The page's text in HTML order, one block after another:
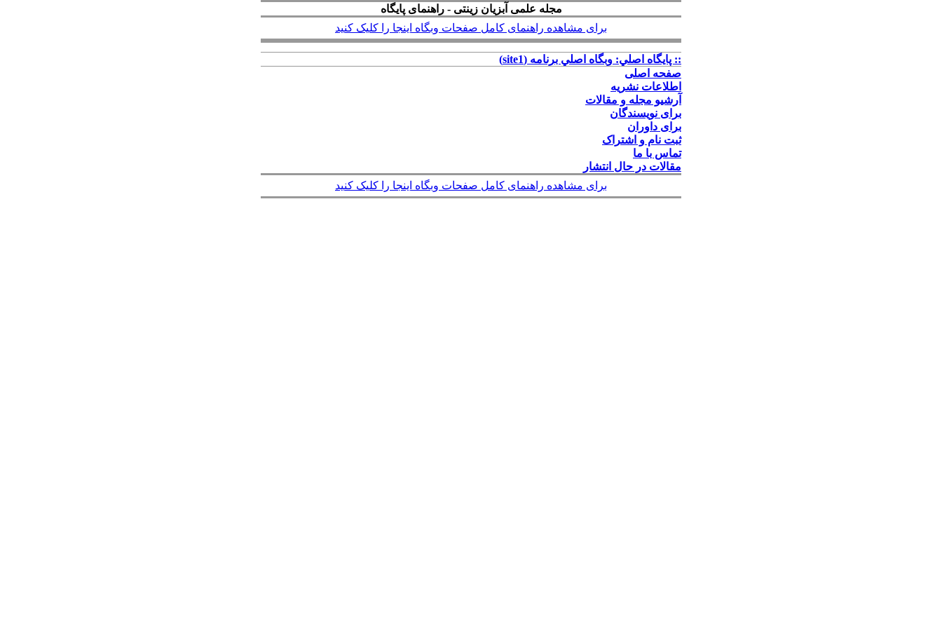
مجله علمی آبزیان زینتی - راهنمای پایگاه
برای مشاهده راهنمای کامل صفحات وبگاه اینجا را کلیک کنید
:: پايگاه اصلي: وبگاه اصلي برنامه (site1)
صفحه اصلی
اطلاعات نشریه
آرشیو مجله و مقالات
برای نویسندگان
برای داوران
ثبت نام و اشتراک
تماس با ما
مقالات در حال انتشار
برای مشاهده راهنمای کامل صفحات وبگاه اینجا را کلیک کنید